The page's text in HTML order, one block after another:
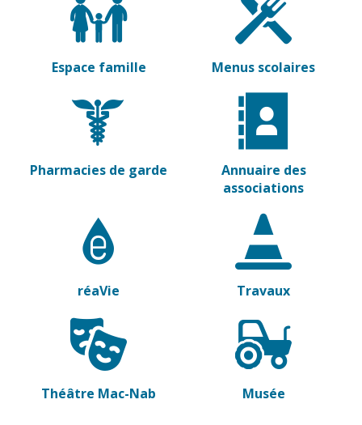
Environnement
Propreté et
Espaces verts
Réglementation
Transports
Tranquillité
Renouvellement
Gare de Vierzon
Travaux
Refuge canin
Marchés
Urbanisme et
Assises de la
citoyenneté
Conseils de
quartiers
Conseil
municipal
d'enfants
Conseil citoyen
Espace famille Menus scolaires
Pharmacies de garde
Annuaire des
associations
réaVie Travaux
Théâtre Mac-Nab Musée